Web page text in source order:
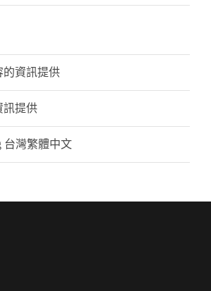
的資訊提供
訊提供
台灣繁體中文